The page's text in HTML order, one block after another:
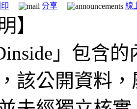
分享 線
】
」包含
該公開資料